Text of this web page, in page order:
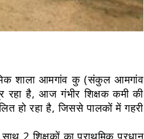
शाला आमगांव कु (संकुल आमगांव
है, आज गंभीर शिक्षक कमी की
हो रहा है, जिससे पालकों में गहरी
2 शिक्षकों का प्राथमिक प्रधान